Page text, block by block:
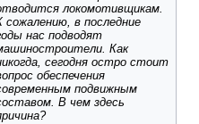
локомотивщикам.
сожалению, в последние
нас подводят
Как
сегодня остро стоит
обеспечения
подвижным
В чем здесь